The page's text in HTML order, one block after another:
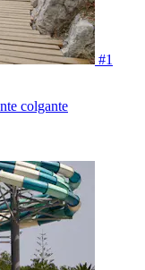
#1
colgante